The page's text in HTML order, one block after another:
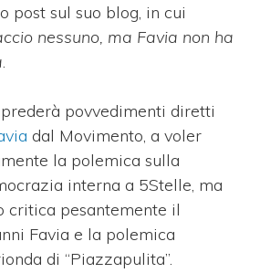
post sul suo blog, in cui
nessuno, ma Favia non ha
.
povvedimenti diretti
dal Movimento, a voler
la polemica sulla
interna a 5Stelle, ma
critica pesantemente il
Favia e la polemica
di “Piazzapulita”.